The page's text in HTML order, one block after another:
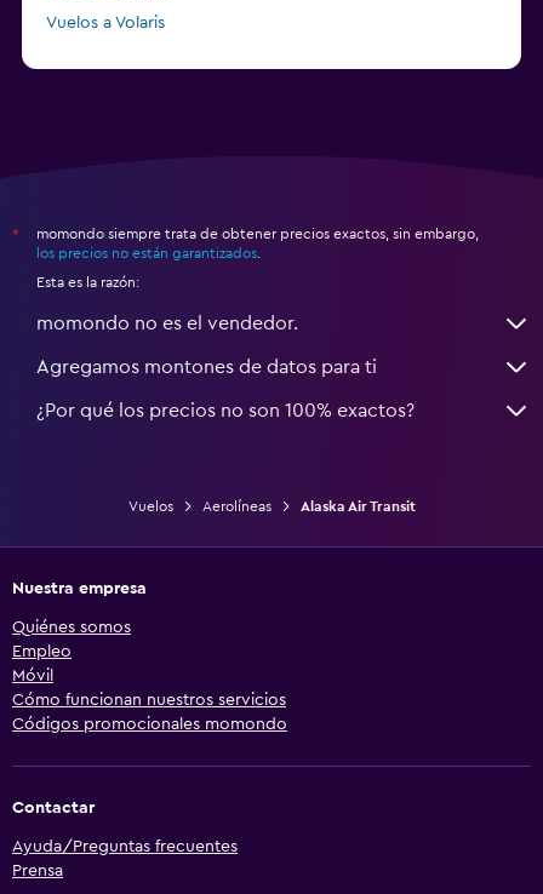
Vuelos a Volaris
*
momondo siempre trata de obtener precios exactos, sin embargo,
los precios no están garantizados
Esta es la razón:
momondo no es el vendedor.
Agregamos montones de datos para ti
¿Por qué los precios no son 100% exactos?
Vuelos Aerolíneas Alaska Air Transit
Nuestra empresa
Quiénes somos
Empleo
Móvil
Cómo funcionan nuestros servicios
Códigos promocionales momondo
Contactar
Ayuda/Preguntas frecuentes
Prensa